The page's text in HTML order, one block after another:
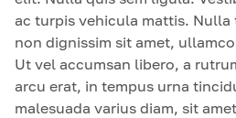
ac turpis vehicula mattis.
non dignissim sit amet,
Ut vel accumsan libero, a
arcu erat, in tempus urna
malesuada varius diam, sit